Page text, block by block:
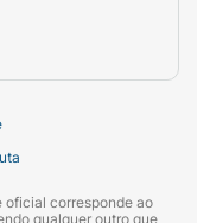
oficial corresponde ao
qualquer outro que